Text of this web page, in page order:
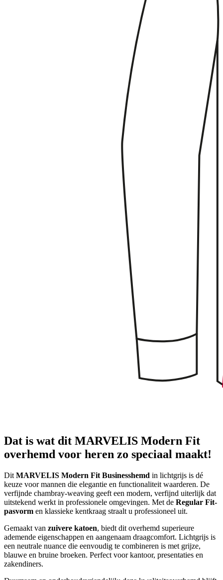
Dat is wat dit MARVELIS Modern Fit
overhemd voor heren zo speciaal maakt!
Dit MARVELIS Modern Fit Businesshemd in lichtgrijs is dé
keuze voor mannen die elegantie en functionaliteit waarderen. De
verfijnde chambray-weaving geeft een modern, verfijnd uiterlijk dat
uitstekend werkt in professionele omgevingen. Met de Regular Fit-
pasvorm en klassieke kentkraag straalt u professioneel uit.
Gemaakt van zuivere katoen, biedt dit overhemd superieure
ademende eigenschappen en aangenaam draagcomfort. Lichtgrijs is
een neutrale nuance die eenvoudig te combineren is met grijze,
blauwe en bruine broeken. Perfect voor kantoor, presentaties en
zakendiners.